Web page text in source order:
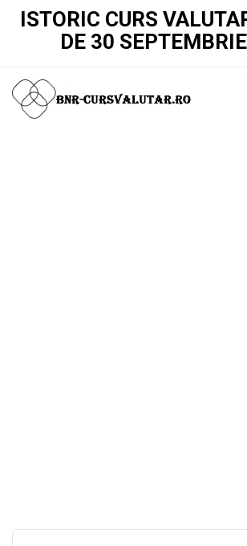
ISTORIC CURS
DE 30